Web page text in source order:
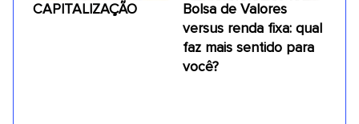
CAPITALIZAÇÃO
Bolsa de Valores
versus renda fixa: qual
faz mais sentido para
você?